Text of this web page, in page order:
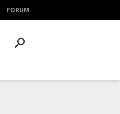
FORUM